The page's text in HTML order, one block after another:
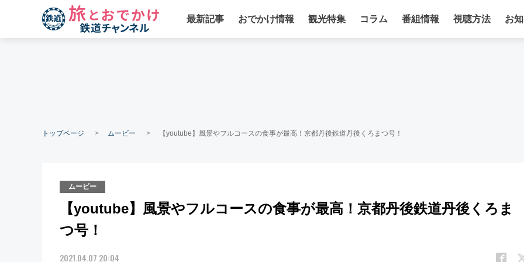
最新記事 おでかけ情報 観光特集 コラム 番組情報 視聴方法 お
トップページ ムービー 【youtube】風景やフルコースの食事が最高！京都丹後鉄道丹後くろまつ号！
ムービー
【youtube】風景やフルコースの食事が最高！京都丹後鉄道丹後くろま
つ号！
2021.04.07 20:04